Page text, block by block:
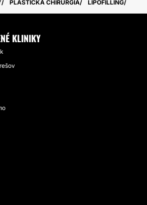
PLASTICKÁ CHIRURGIA LIPOFILLING
KLINIKY